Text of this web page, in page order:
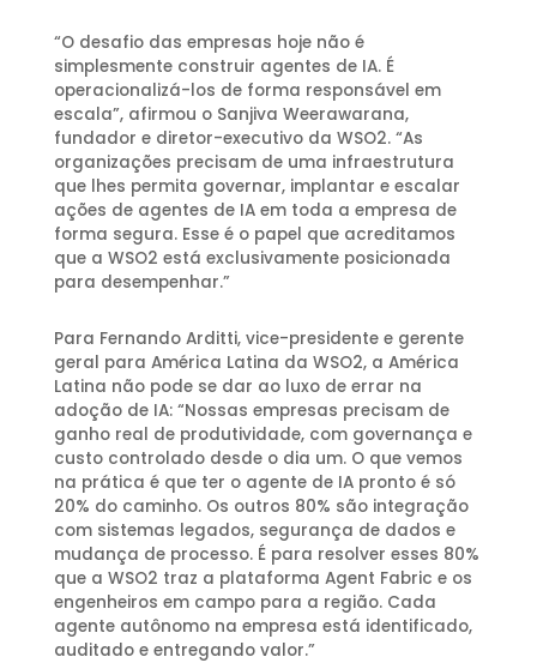
“O desafio das empresas hoje não é
simplesmente construir agentes de IA. É
operacionalizá-los de forma responsável em
escala”, afirmou o Sanjiva Weerawarana,
fundador e diretor-executivo da WSO2. “As
organizações precisam de uma infraestrutura
que lhes permita governar, implantar e escalar
ações de agentes de IA em toda a empresa de
forma segura. Esse é o papel que acreditamos
que a WSO2 está exclusivamente posicionada
para desempenhar.”
Para Fernando Arditti, vice-presidente e gerente
geral para América Latina da WSO2, a América
Latina não pode se dar ao luxo de errar na
adoção de IA: “Nossas empresas precisam de
ganho real de produtividade, com governança e
custo controlado desde o dia um. O que vemos
na prática é que ter o agente de IA pronto é só
20% do caminho. Os outros 80% são integração
com sistemas legados, segurança de dados e
mudança de processo. É para resolver esses 80%
que a WSO2 traz a plataforma Agent Fabric e os
engenheiros em campo para a região. Cada
agente autônomo na empresa está identificado,
auditado e entregando valor.”